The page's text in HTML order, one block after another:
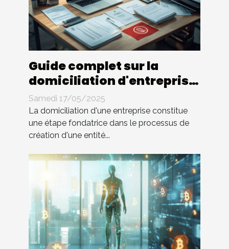
Guide complet sur la
domiciliation d'entreprise
en Tunisie
Samedi 17/05/2025
La domiciliation d'une entreprise constitue
une étape fondatrice dans le processus de
création d'une entité...